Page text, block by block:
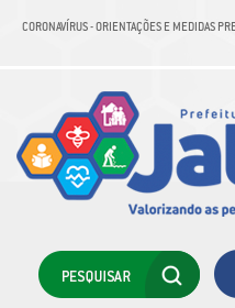
CORONAVÍRUS - ORIENTAÇÕES E MEDIDAS